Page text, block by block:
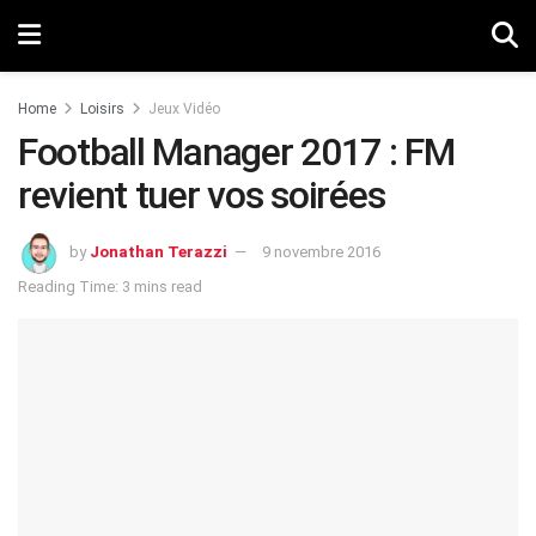
Home Loisirs Jeux Vidéo
Football Manager 2017 : FM
revient tuer vos soirées
by Jonathan Terazzi
9 novembre 2016
Reading Time: 3 mins read